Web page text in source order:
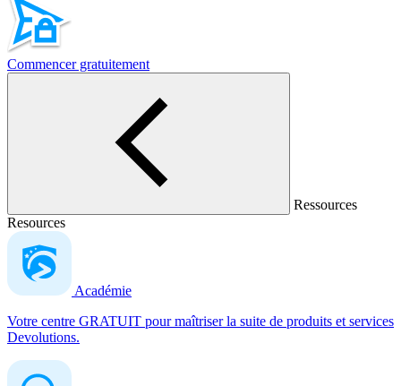
Commencer gratuitement
Ressources
Resources
Académie
Votre centre GRATUIT pour maîtriser la suite de produits et services
Devolutions.